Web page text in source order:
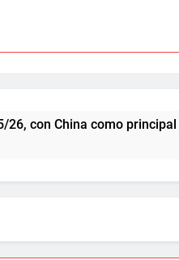
como principal mercado